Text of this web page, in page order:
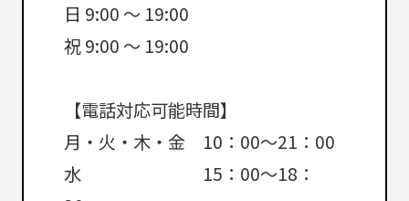
日 9:00 ～ 19:00
祝 9:00 ～ 19:00
【電話対応可能時間】
月・火・木・金 10：00～21：00
水 15：00～18：